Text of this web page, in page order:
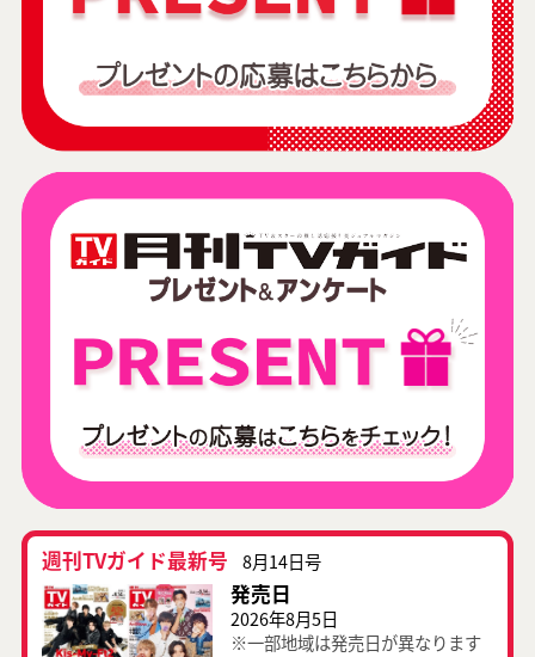
週刊TVガイド最新号 8月14日号
発売日
2026年8月5日
※一部地域は発売日が異なります